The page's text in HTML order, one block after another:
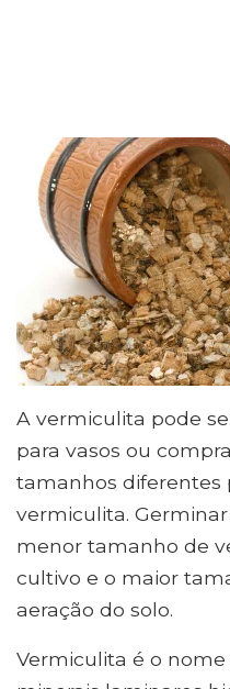
A vermiculita pode
para vasos ou
tamanhos diferentes
vermiculita.
menor tamanho de
cultivo e o maior
aeração do solo.
Vermiculita é o